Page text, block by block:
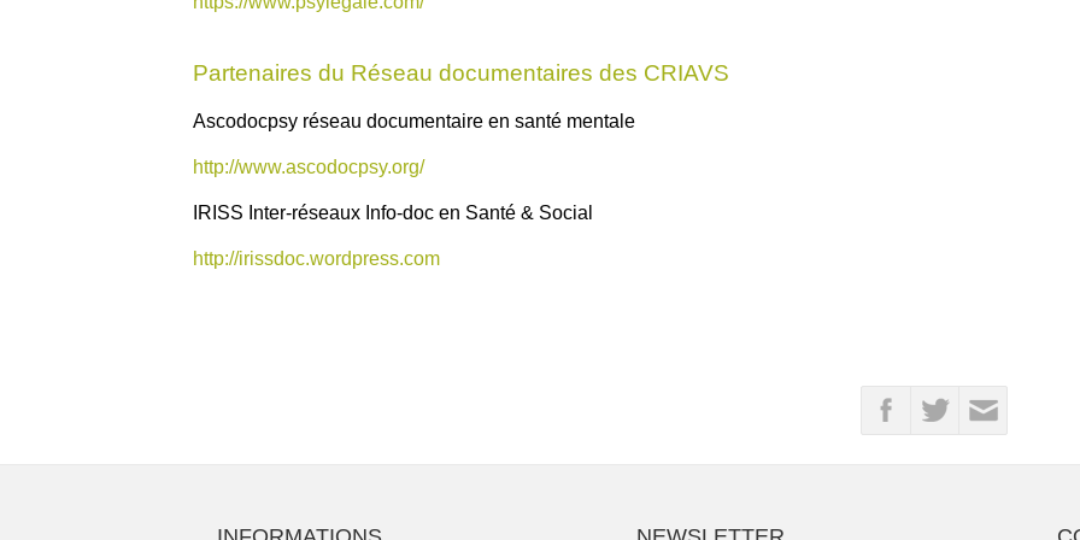
Partenaires du Réseau documentaires des CRIAVS
Ascodocpsy réseau documentaire en santé mentale
http://www.ascodocpsy.org/
IRISS Inter-réseaux Info-doc en Santé & Social
http://irissdoc.wordpress.com